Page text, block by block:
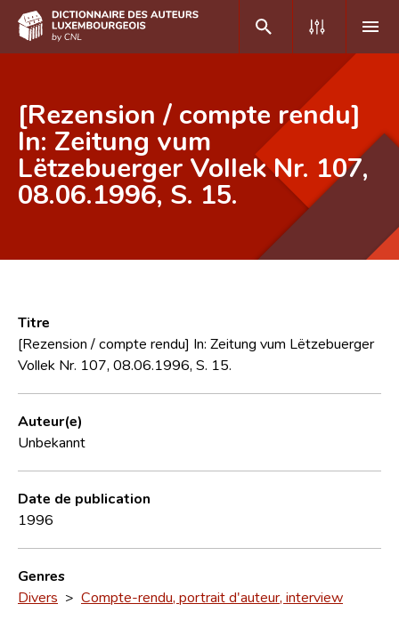
DE FR
Accueil
Auteur(e)s A-Z
Équipe scientifique
[Rezension / compte rendu]
In: Zeitung vum
Lëtzebuerger Vollek Nr. 107,
08.06.1996, S. 15.
Titre
[Rezension / compte rendu] In: Zeitung vum Lëtzebuerger
Vollek Nr. 107, 08.06.1996, S. 15.
Auteur(e)
Unbekannt
Date de publication
1996
Genres
Divers > Compte-rendu, portrait d'auteur, interview